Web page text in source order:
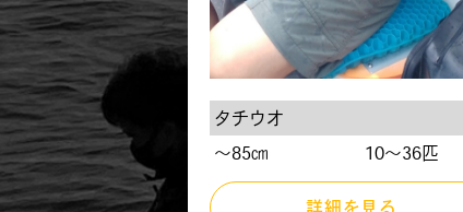
タチウオ
〜85㎝
10～36匹
詳細を見る